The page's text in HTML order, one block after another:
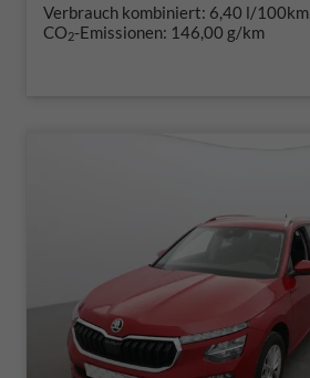
Verbrauch kombiniert: 6,40 l/100km
CO2-Emissionen: 146,00 g/km